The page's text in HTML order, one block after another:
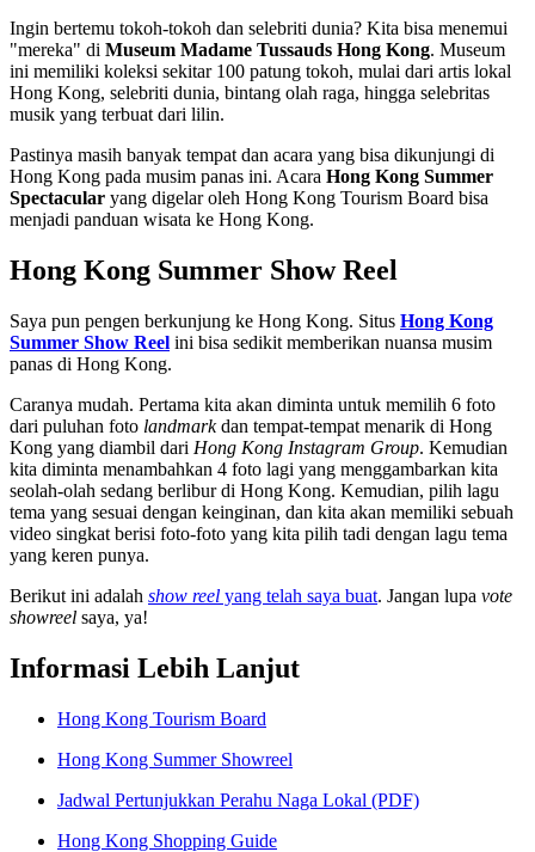
Ingin bertemu tokoh-tokoh dan selebriti dunia? Kita bisa menemui
"mereka" di Museum Madame Tussauds Hong Kong. Museum
ini memiliki koleksi sekitar 100 patung tokoh, mulai dari artis lokal
Hong Kong, selebriti dunia, bintang olah raga, hingga selebritas
musik yang terbuat dari lilin.
Pastinya masih banyak tempat dan acara yang bisa dikunjungi di
Hong Kong pada musim panas ini. Acara Hong Kong Summer
Spectacular yang digelar oleh Hong Kong Tourism Board bisa
menjadi panduan wisata ke Hong Kong.
Hong Kong Summer Show Reel
Saya pun pengen berkunjung ke Hong Kong. Situs Hong Kong
Summer Show Reel ini bisa sedikit memberikan nuansa musim
panas di Hong Kong.
Caranya mudah. Pertama kita akan diminta untuk memilih 6 foto
dari puluhan foto landmarkdan tempat-tempat menarik di Hong
Kong yang diambil dari Hong Kong Instagram Group. Kemudian
kita diminta menambahkan 4 foto lagi yang menggambarkan kita
seolah-olah sedang berlibur di Hong Kong. Kemudian, pilih lagu
tema yang sesuai dengan keinginan, dan kita akan memiliki sebuah
video singkat berisi foto-foto yang kita pilih tadi dengan lagu tema
yang keren punya.
Berikut ini adalah show reel yang telah saya buat. Jangan lupa vote
showreel saya, ya!
Informasi Lebih Lanjut
Hong Kong Tourism Board
Hong Kong Summer Showreel
Jadwal Pertunjukkan Perahu Naga Lokal (PDF)
Hong Kong Shopping Guide